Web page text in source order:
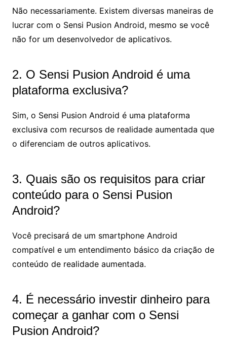
Não necessariamente. Existem diversas maneiras de
lucrar com o Sensi Pusion Android, mesmo se você
não for um desenvolvedor de aplicativos.
2. O Sensi Pusion Android é uma
plataforma exclusiva?
Sim, o Sensi Pusion Android é uma plataforma
exclusiva com recursos de realidade aumentada que
o diferenciam de outros aplicativos.
3. Quais são os requisitos para criar
conteúdo para o Sensi Pusion
Android?
Você precisará de um smartphone Android
compatível e um entendimento básico da criação de
conteúdo de realidade aumentada.
4. É necessário investir dinheiro para
começar a ganhar com o Sensi
Pusion Android?